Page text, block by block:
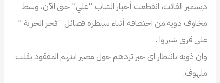
ديسمبر الفائت، انقطعت أخبار الشاب “علي” حتى الآن، وسط
مخاوف ذويه من اختطافه أثناء سيطرة فصائل “فجر الحرية ”
على قرى شيراوا .
وان ذويه بانتظار اي خبر تردهم حول مصير ابنهم المفقود بقلب
ملهوف.